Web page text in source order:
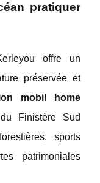
pratiquer
offre un
préservée et
mobil home
Finistère Sud
sports
patrimoniales